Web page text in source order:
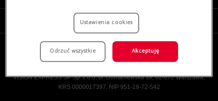
VISION EXPRESS SP Sp. z o.o. ul. Domaniewska 39, 02-672 Warszawa,
KRS 0000017397, NIP 951-19-72-542
Ustawienia cookies
Odrzuć wszystkie Akceptuję